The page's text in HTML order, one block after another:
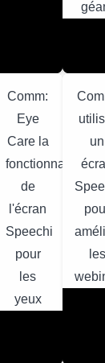
Comm:
Eye
Care la
fonctionnalité
de
l'écran
Speechi
pour
les
yeux
un
les